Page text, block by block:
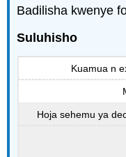
Badilisha kwenye
Suluhisho
Kuamua n
Hoja sehemu ya